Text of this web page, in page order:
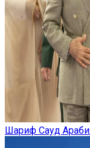
Шариф Сауд